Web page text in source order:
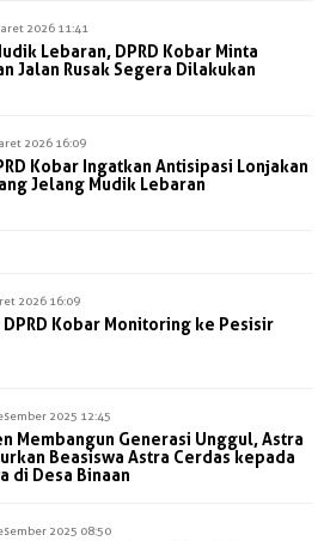
2026 11:41
Lebaran, DPRD Kobar Minta
Jalan Rusak Segera Dilakukan
2026 16:09
Kobar Ingatkan Antisipasi Lonjakan
Jelang Mudik Lebaran
2026 16:09
DPRD Kobar Monitoring ke Pesisir
2025 12:45
Membangun Generasi Unggul, Astra
Beasiswa Astra Cerdas kepada
di Desa Binaan
2025 08:50